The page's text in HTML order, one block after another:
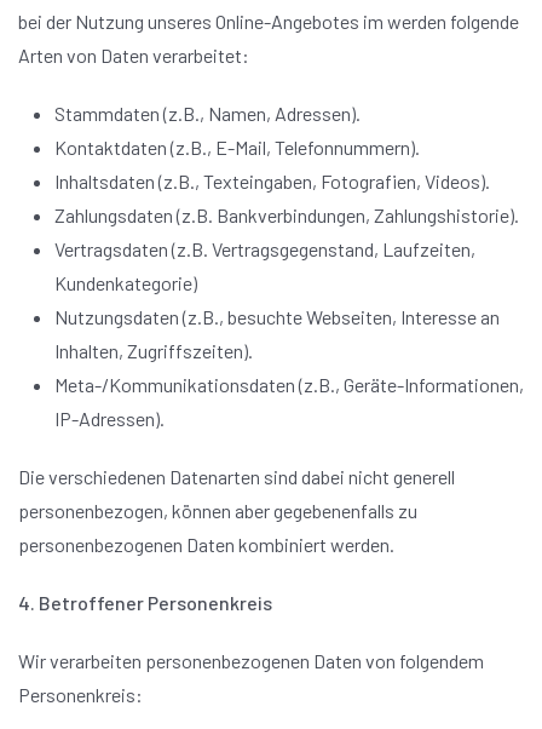
bei der Nutzung unseres Online-Angebotes im werden folgende
Arten von Daten verarbeitet:
Stammdaten (z.B., Namen, Adressen).
Kontaktdaten (z.B., E-Mail, Telefonnummern).
Inhaltsdaten (z.B., Texteingaben, Fotografien, Videos).
Zahlungsdaten (z.B. Bankverbindungen, Zahlungshistorie).
Vertragsdaten (z.B. Vertragsgegenstand, Laufzeiten,
Kundenkategorie)
Nutzungsdaten (z.B., besuchte Webseiten, Interesse an
Inhalten, Zugriffszeiten).
Meta-/Kommunikationsdaten (z.B., Geräte-Informationen,
IP-Adressen).
Die verschiedenen Datenarten sind dabei nicht generell
personenbezogen, können aber gegebenenfalls zu
personenbezogenen Daten kombiniert werden.
4. Betroffener Personenkreis
Wir verarbeiten personenbezogenen Daten von folgendem
Personenkreis: